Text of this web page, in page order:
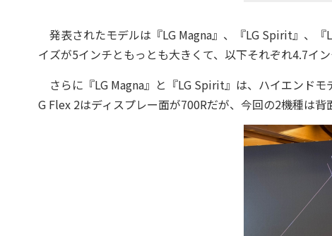
発表されたモデルは『LG Magna』、『LG Spirit』、『
イズが5インチともっとも大きくて、以下それぞれ4.7イ
さらに『LG Magna』と『LG Spirit』は、ハイエンド
G Flex 2はディスプレー面が700Rだが、今回の2機種は